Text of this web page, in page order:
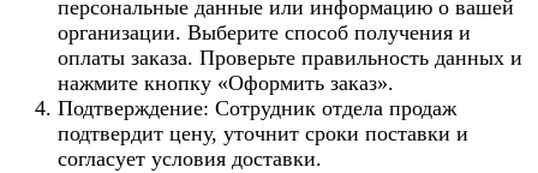
персональные данные или информацию о вашей
организации. Выберите способ получения и
оплаты заказа. Проверьте правильность данных и
нажмите кнопку «Оформить заказ».
Подтверждение: Сотрудник отдела продаж
подтвердит цену, уточнит сроки поставки и
согласует условия доставки.